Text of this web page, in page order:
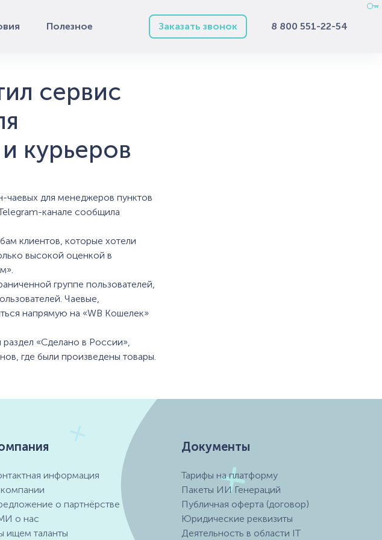
Полезное 8 800 551-22-54
Заказать звонок
сервис
курьеров
чаевых для менеджеров пунктов
канале сообщила
клиентов, которые хотели
высокой оценкой в
группе пользователей,
Чаевые,
напрямую на «WB Кошелек»
раздел «Сделано в России»,
где были произведены товары.
информация
о партнёрстве
о нас
ищем таланты
Документы
Тарифы на платформу
Пакеты ИИ Генераций
Публичная оферта (договор)
Юридические реквизиты
Деятельность в области IT